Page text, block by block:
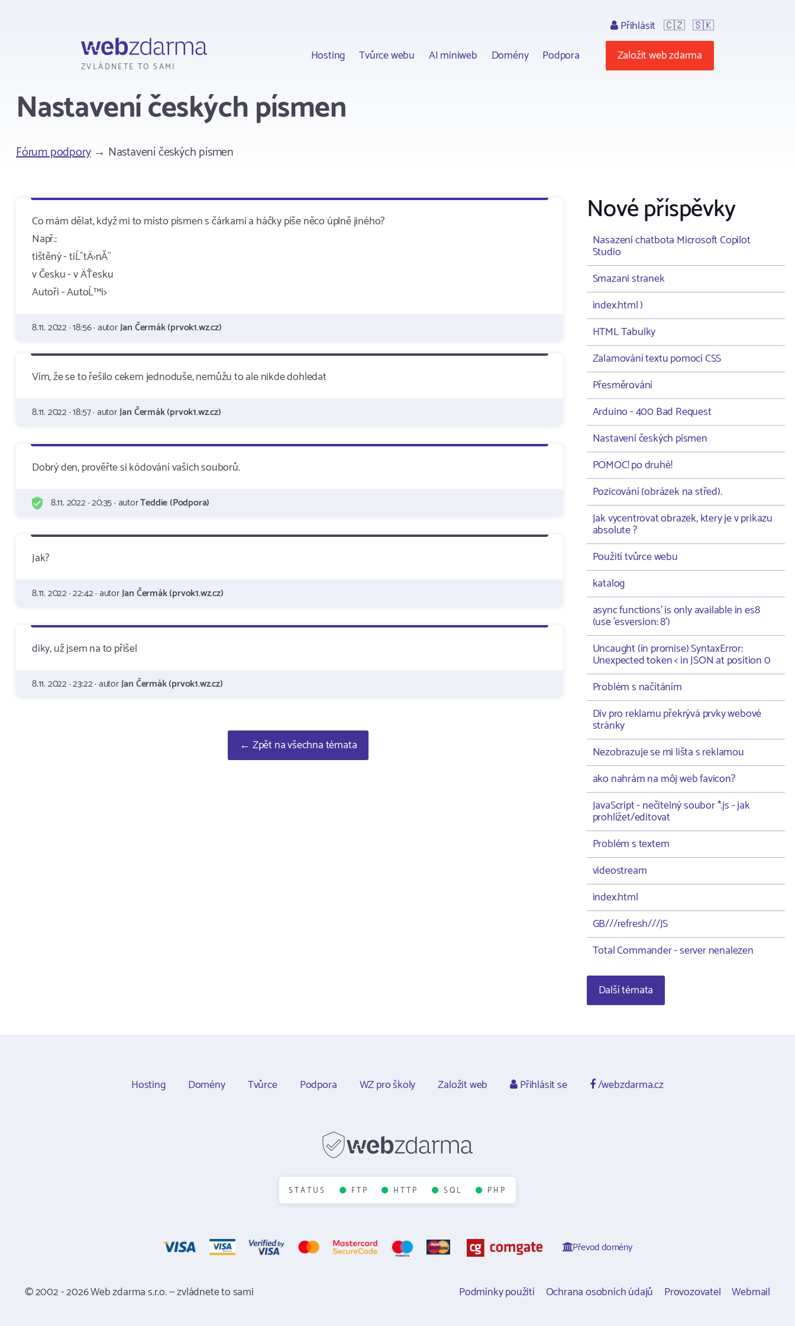
ZVLÁDNETE TO SAMI
Hosting Tvůrce webu AI miniweb Domény Podpora
Přihlásit 🇨🇿 🇸🇰
Založit web zdarma
Nastavení českých písmen
Fórum podpory→ Nastavení českých písmen
Co mám dělat, když mi to místo písmen s čárkami a háčky píše něco úplně jiného?
Např.:
tištěný - tiĹˇtÄ›nĂ˝
v Česku - v ÄŤesku
Autoři - AutoĹ™i>
8.11. 2022 · 18:56 · autorJan Čermák (prvok1.wz.cz)
Vím, že se to řešilo cekem jednoduše, nemůžu to ale nikde dohledat
8.11. 2022 · 18:57 · autorJan Čermák (prvok1.wz.cz)
Dobrý den, prověřte si kódování vašich souborů.
8.11. 2022 · 20:35 · autorTeddie (Podpora)
Jak?
8.11. 2022 · 22:42 · autorJan Čermák (prvok1.wz.cz)
diky, už jsem na to přišel
8.11. 2022 · 23:22 · autorJan Čermák (prvok1.wz.cz)
← Zpět na všechna témata
Nové příspěvky
Nasazení chatbota Microsoft Copilot
Studio
Smazani stranek
index.html )
HTML Tabulky
Zalamování textu pomocí CSS
Přesměrování
Arduino - 400 Bad Request
Nastavení českých písmen
POMOC! po druhé!
Pozicování (obrázek na střed).
Jak vycentrovat obrazek, ktery je v prikazu
absolute ?
Použití tvůrce webu
katalog
async functions' is only available in es8
(use 'esversion: 8')
Uncaught (in promise) SyntaxError:
Unexpected token < in JSON at position 0
Problém s načítáním
Div pro reklamu překrývá prvky webové
stránky
Nezobrazuje se mi lišta s reklamou
ako nahrám na môj web favicon?
JavaScript - nečitelný soubor *.js - jak
prohlížet/editovat
Problém s textem
videostream
index.html
GB///refresh///JS
Total Commander - server nenalezen
Další témata
Hosting Domény Tvůrce Podpora WZ pro školy Založit web Přihlásit se /webzdarma.cz
STATUS FTP HTTP SQL PHP
Převod domény
© 2002 - 2026 Web zdarma s.r.o. — zvládnete to sami Podmínky použití Ochrana osobních údajů Provozovatel Webmail